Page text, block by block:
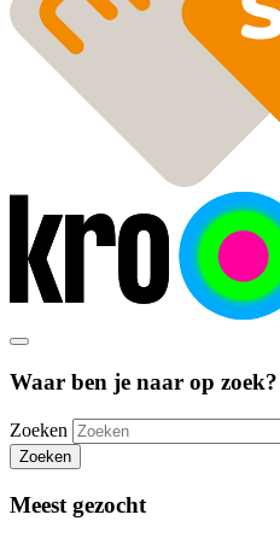
Waar ben je naar op zoek?
Zoeken
Zoeken
Meest gezocht